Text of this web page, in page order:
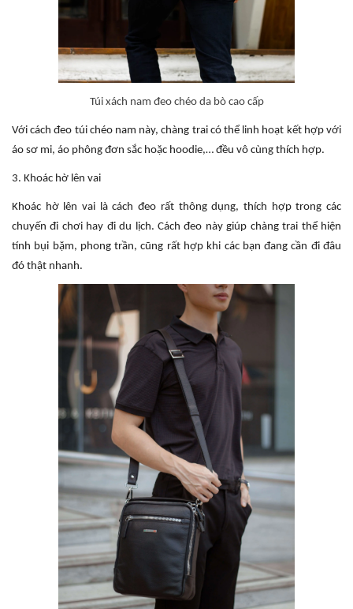
Túi xách nam đeo chéo da bò cao cấp
Với cách đeo túi chéo nam này, chàng trai có thể linh hoạt kết hợp với
áo sơ mi, áo phông đơn sắc hoặc hoodie,… đều vô cùng thích hợp.
3. Khoác hờ lên vai
Khoác hờ lên vai là cách đeo rất thông dụng, thích hợp trong các
chuyến đi chơi hay đi du lịch. Cách đeo này giúp chàng trai thể hiện
tính bụi bặm, phong trần, cũng rất hợp khi các bạn đang cần đi đâu
đó thật nhanh.